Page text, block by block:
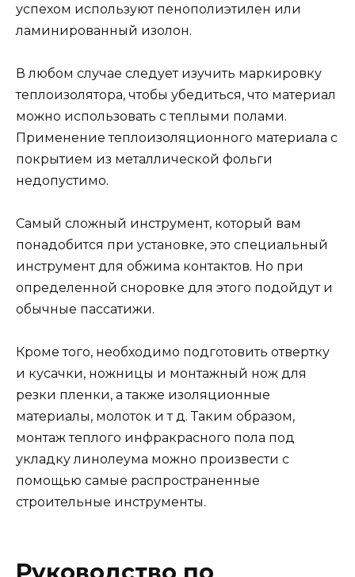
успехом используют пенополиэтилен или
ламинированный изолон.
В любом случае следует изучить маркировку
теплоизолятора, чтобы убедиться, что материал
можно использовать с теплыми полами.
Применение теплоизоляционного материала с
покрытием из металлической фольги
недопустимо.
Самый сложный инструмент, который вам
понадобится при установке, это специальный
инструмент для обжима контактов. Но при
определенной сноровке для этого подойдут и
обычные пассатижи.
Кроме того, необходимо подготовить отвертку
и кусачки, ножницы и монтажный нож для
резки пленки, а также изоляционные
материалы, молоток и т д. Таким образом,
монтаж теплого инфракрасного пола под
укладку линолеума можно произвести с
помощью самые распространенные
строительные инструменты.